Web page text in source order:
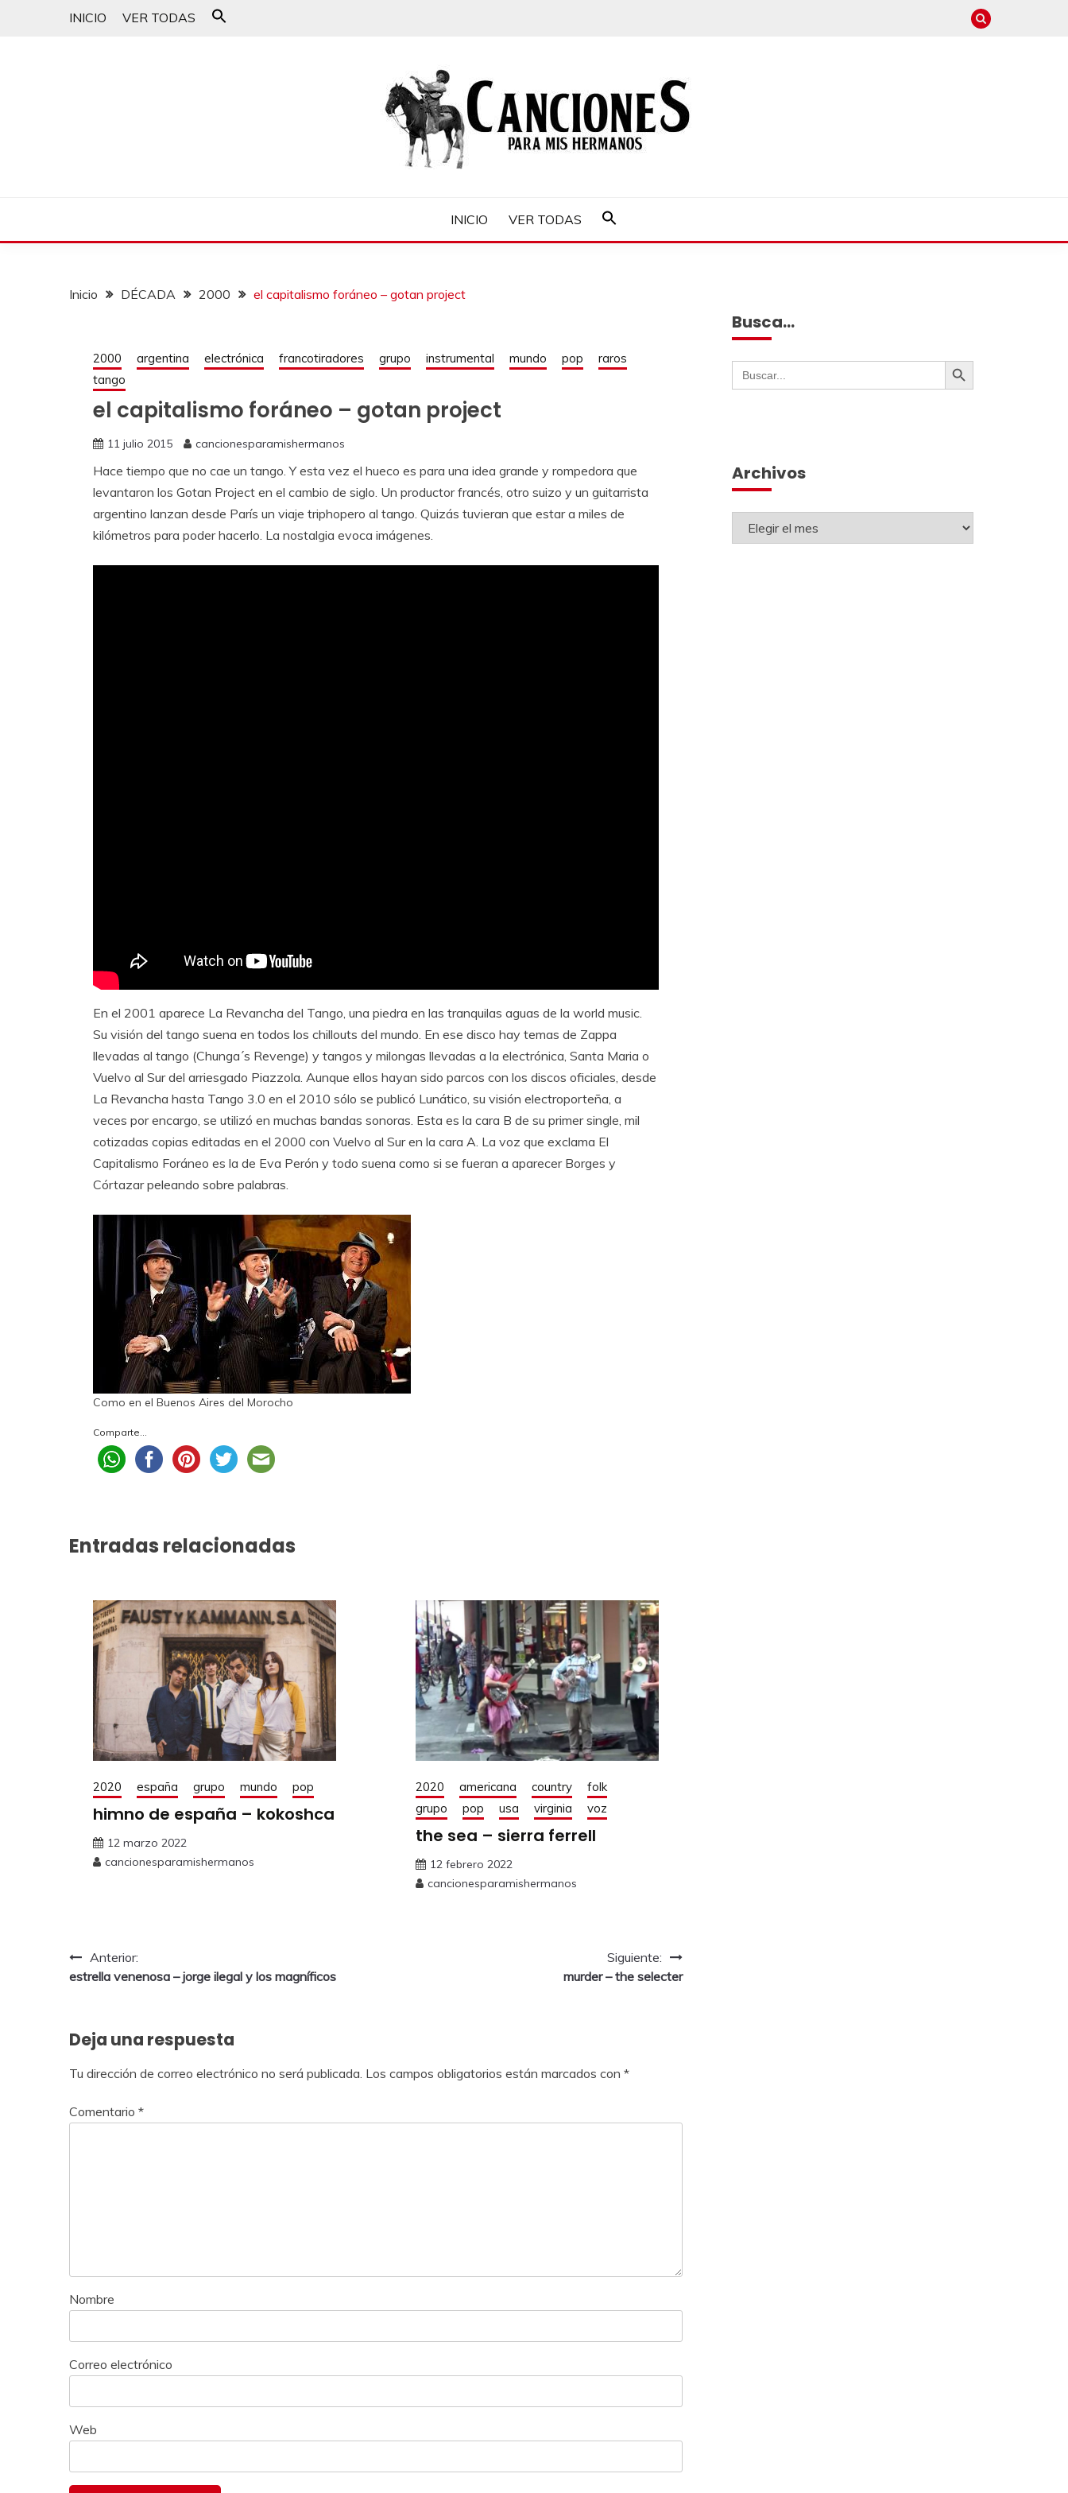
INICIO VER TODAS
INICIO VER TODAS
Botón de búsqueda
Inicio DÉCADA 2000 el capitalismo foráneo – gotan project
2000 argentina electrónica francotiradores grupo instrumental mundo pop
raros
tango
el capitalismo foráneo – gotan project
11 julio 2015 cancionesparamishermanos
Hace tiempo que no cae un tango. Y esta vez el hueco es para una idea grande y rompedora que
levantaron los Gotan Project en el cambio de siglo. Un productor francés, otro suizo y un guitarrista
argentino lanzan desde París un viaje triphopero al tango. Quizás tuvieran que estar a miles de
kilómetros para poder hacerlo. La nostalgia evoca imágenes.
En el 2001 aparece La Revancha del Tango, una piedra en las tranquilas aguas de la world music.
Su visión del tango suena en todos los chillouts del mundo. En ese disco hay temas de Zappa
llevadas al tango (Chunga´s Revenge) y tangos y milongas llevadas a la electrónica, Santa Maria o
Vuelvo al Sur del arriesgado Piazzola. Aunque ellos hayan sido parcos con los discos oficiales, desde
La Revancha hasta Tango 3.0 en el 2010 sólo se publicó Lunático, su visión electroporteña, a
veces por encargo, se utilizó en muchas bandas sonoras. Esta es la cara B de su primer single, mil
cotizadas copias editadas en el 2000 con Vuelvo al Sur en la cara A. La voz que exclama El
Capitalismo Foráneo es la de Eva Perón y todo suena como si se fueran a aparecer Borges y
Córtazar peleando sobre palabras.
Como en el Buenos Aires del Morocho
Comparte...
Entradas relacionadas
2020 españa grupo mundo pop
himno de españa – kokoshca
12 marzo 2022
cancionesparamishermanos
2020 americana country
folk
grupo
pop usa virginia voz
the sea – sierra ferrell
12 febrero 2022
cancionesparamishermanos
Anterior:
estrella venenosa – jorge ilegal y los magníficos
Siguiente:
murder – the selecter
Deja una respuesta
Tu dirección de correo electrónico no será publicada. Los campos obligatorios están marcados con *
Comentario *
Nombre
Correo electrónico
Web
Busca…
Buscar: Botón de búsqueda
Archivos